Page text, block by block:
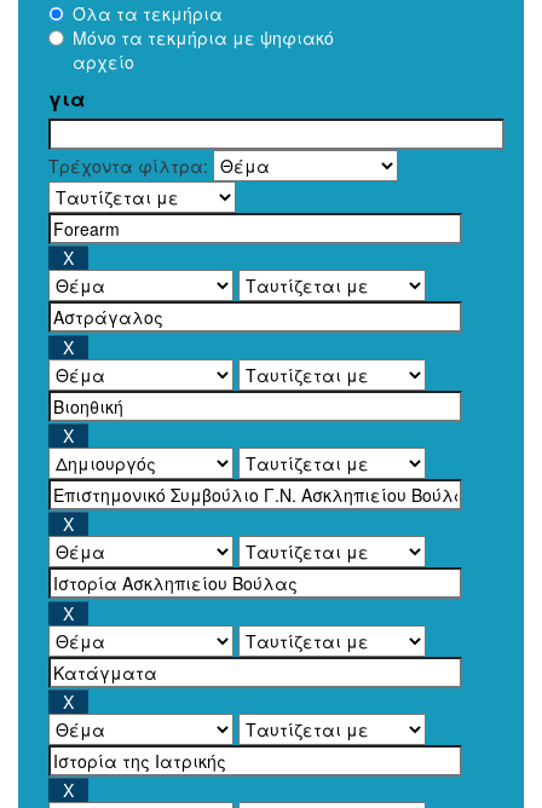
Όλα τα τεκμήρια
Μόνο τα τεκμήρια με ψηφιακό
αρχείο
για
Τρέχοντα φίλτρα: